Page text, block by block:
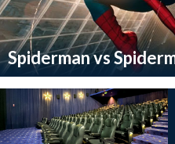
Spiderman vs